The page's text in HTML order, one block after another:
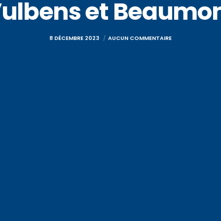
et
8 DÉCEMBRE 2023 AUCUN COMMENTAIRE